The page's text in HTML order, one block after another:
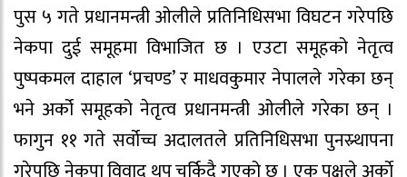
पुस ५ गते प्रधानमन्त्री ओलीले प्रतिनिधिसभा विघटन गरेपछि
नेकपा दुई समूहमा विभाजित छ । एउटा समूहको नेतृत्व
पुष्पकमल दाहाल ‘प्रचण्ड’ र माधवकुमार नेपालले गरेका छन्
भने अर्को समूहको नेतृत्व प्रधानमन्त्री ओलीले गरेका छन् ।
फागुन ११ गते सर्वोच्च अदालतले प्रतिनिधिसभा पुनस्र्थापना